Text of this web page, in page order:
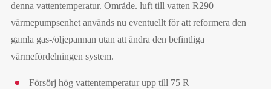
denna vattentemperatur. Område. luft till vatten R290
värmepumpsenhet används nu eventuellt för att reformera den
gamla gas-/oljepannan utan att ändra den befintliga
värmefördelningen system.
Försörj hög vattentemperatur upp till 75 R